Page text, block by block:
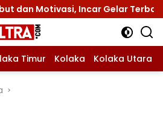
Incar Gelar Terbaik di Sultra
Timur Kolaka Kolaka Utara